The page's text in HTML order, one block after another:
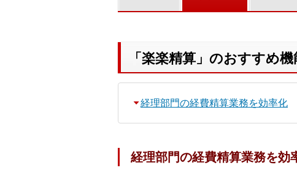
「楽楽精算」のおすすめ
経理部門の経費精算業務を効率化
経理部門の経費精算業務を効